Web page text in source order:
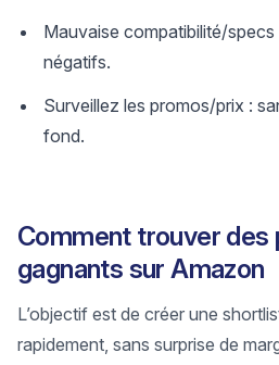
Mauvaise compatibilité/
négatifs.
Surveillez les promos/prix :
fond.
Comment trouver des
gagnants sur Amazon
L’objectif est de créer une
rapidement, sans surprise de